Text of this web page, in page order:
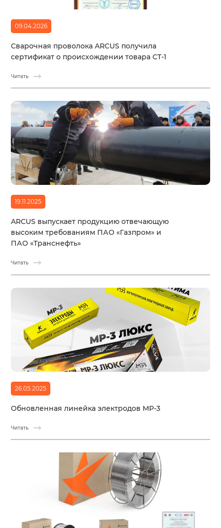
09.04.2026
Сварочная проволока ARCUS получила
сертификат о происхождении товара СТ-1
Читать
19.11.2025
ARCUS выпускает продукцию отвечающую
высоким требованиям ПАО «Газпром» и
ПАО «Транснефть»
Читать
26.05.2025
Обновленная линейка электродов МР-3
Читать